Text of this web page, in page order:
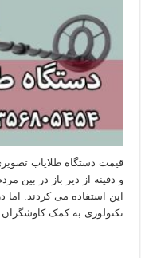
قیمت دستگاه طلایاب
و دفینه از دیر باز در بین
تکنولوژی به کمک کاوشگران